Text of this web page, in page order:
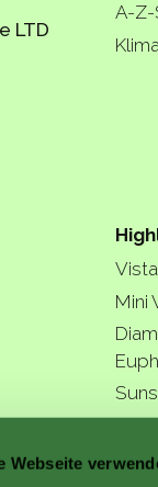
Webseite
LTD
A-
Mini